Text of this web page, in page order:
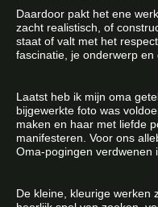
Daardoor pakt het ene
zacht realistisch, of
staat of valt met het
fascinatie, je onderwerp en
Laatst heb ik mijn oma
bijgewerkte foto was
maken en haar met liefde
manifesteren. Voor ons
Oma-pogingen verdwenen
De kleine, kleurige werken